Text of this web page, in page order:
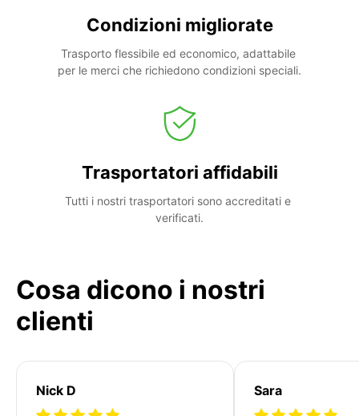
Condizioni migliorate
Trasporto flessibile ed economico, adattabile
per le merci che richiedono condizioni speciali.
Trasportatori affidabili
Tutti i nostri trasportatori sono accreditati e
verificati.
Cosa dicono i nostri
clienti
Nick D Sara